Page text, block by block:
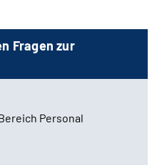
Fragen zur
Personal